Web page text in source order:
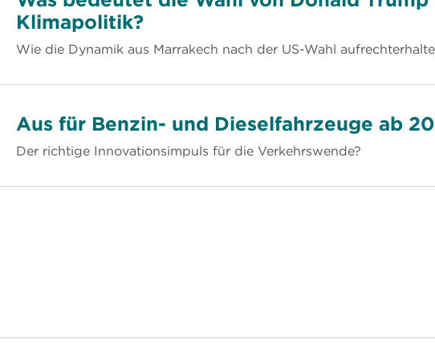
Klimapolitik?
Wie die Dynamik aus Marrakech nach der US-Wahl
Aus für Benzin- und Dieselfahrzeuge ab
Der richtige Innovationsimpuls für die Verkehrswende?